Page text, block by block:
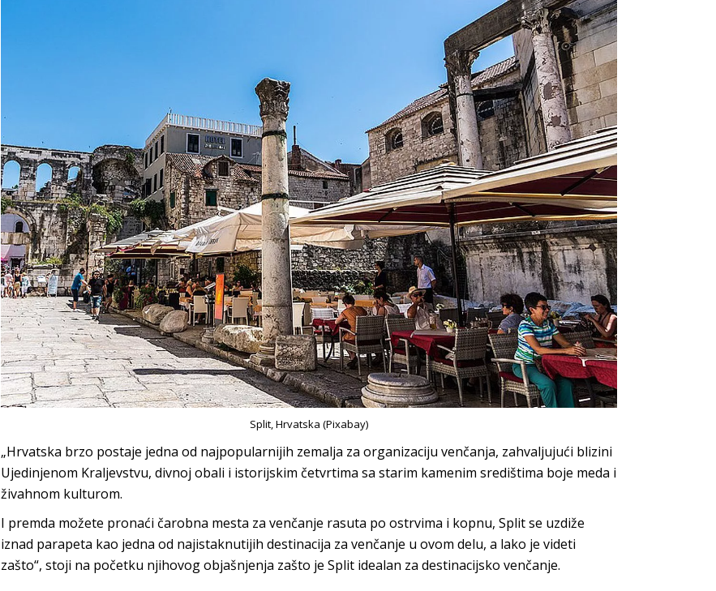
Split, Hrvatska (Pixabay)
„Hrvatska brzo postaje jedna od najpopularnijih zemalja za organizaciju venčanja, zahvaljujući blizini
Ujedinjenom Kraljevstvu, divnoj obali i istorijskim četvrtima sa starim kamenim središtima boje meda i
živahnom kulturom.
I premda možete pronaći čarobna mesta za venčanje rasuta po ostrvima i kopnu, Split se uzdiže
iznad parapeta kao jedna od najistaknutijih destinacija za venčanje u ovom delu, a lako je videti
zašto“, stoji na početku njihovog objašnjenja zašto je Split idealan za destinacijsko venčanje.